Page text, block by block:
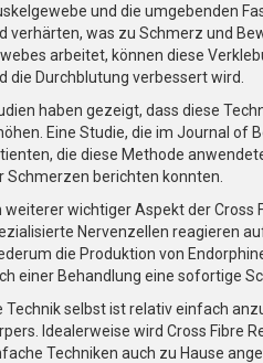
und die umgebenden
verhärten, was zu Schmerz und
arbeitet, können diese
die Durchblutung verbessert wird.
haben gezeigt, dass diese
Eine Studie, die im Journal of
die diese Methode
Schmerzen berichten konnten.
weiterer wichtiger Aspekt der Cross
Nervenzellen reagieren
die Produktion von
einer Behandlung eine sofortige
Technik selbst ist relativ einfach
Idealerweise wird Cross Fibre
Techniken auch zu Hause